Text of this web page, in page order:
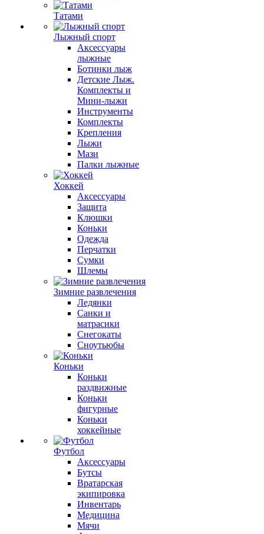
Татами
Лыжный спорт
Аксессуары
лыжные
Ботинки лыж
Детские Лыж.
Комплекты и
Мини-лыжи
Инструменты
Комплекты
Крепления
Лыжи
Мази
Палки лыжные
Хоккей
Аксессуары
Защита
Клюшки
Коньки
Одежда
Перчатки
Сумки
Шлемы
Зимние развлечения
Ледянки
Санки и
матрасики
Снегокаты
Сноутьюбы
Коньки
Коньки
раздвижные
Коньки
фигурные
Коньки
хоккейные
Футбол
Аксессуары
Бутсы
Вратарская
экипировка
Инвентарь
Медицина
Мячи